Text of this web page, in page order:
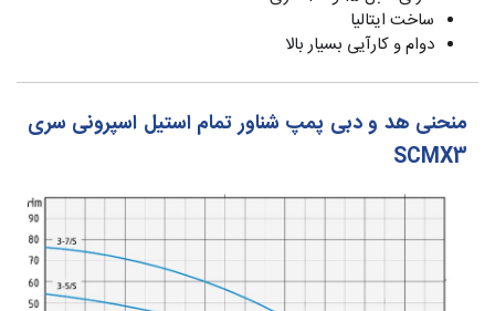
ساخت ایتالیا
دوام و کارآیی بسیار بالا
منحنی هد و دبی پمپ شناور تمام استیل اسپرونی سری
SCMX3